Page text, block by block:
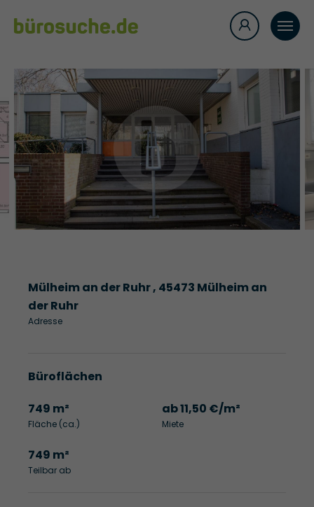
Mülheim an der Ruhr , 45473 Mülheim an
der Ruhr
Adresse
Büroflächen
749 m²
Fläche (ca.)
ab 11,50 €/m²
Miete
749 m²
Teilbar ab